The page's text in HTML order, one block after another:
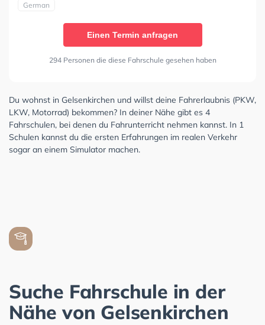
German
Einen Termin anfragen
294 Personen die diese Fahrschule gesehen haben
Du wohnst in Gelsenkirchen und willst deine Fahrerlaubnis (PKW,
LKW, Motorrad) bekommen? In deiner Nähe gibt es 4
Fahrschulen, bei denen du Fahrunterricht nehmen kannst. In 1
Schulen kannst du die ersten Erfahrungen im realen Verkehr
sogar an einem Simulator machen.
Suche Fahrschule in der
Nähe von Gelsenkirchen